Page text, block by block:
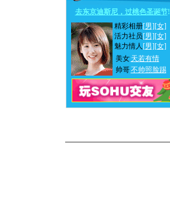
去东京迪斯尼，过桃色圣诞节!
精彩相册[男][女]
活力社员[男][女]
魅力情人 [男][女]
美女 天若有情
帅哥不帅照脸踢